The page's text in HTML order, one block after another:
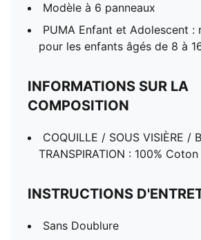
Modèle à 6 panneaux
PUMA Enfant et Adolescent :
pour les enfants âgés de 8 à
INFORMATIONS SUR LA
COMPOSITION
COQUILLE / SOUS VISIÈRE /
TRANSPIRATION : 100% Coton
INSTRUCTIONS
Sans Doublure